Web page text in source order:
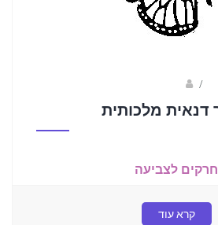
/
דנאית מלכותית
חרקים לצביעה
קרא עוד